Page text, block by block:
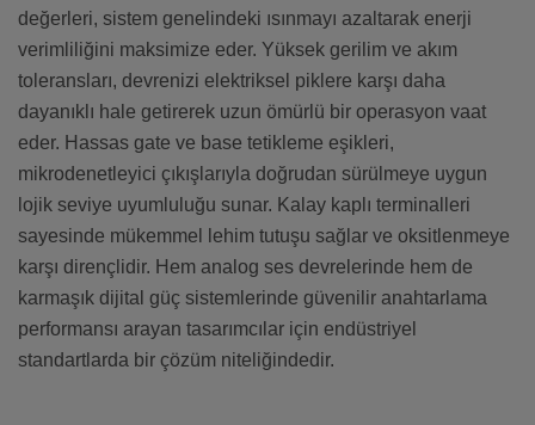
değerleri, sistem genelindeki ısınmayı azaltarak enerji
verimliliğini maksimize eder. Yüksek gerilim ve akım
toleransları, devrenizi elektriksel piklere karşı daha
dayanıklı hale getirerek uzun ömürlü bir operasyon vaat
eder. Hassas gate ve base tetikleme eşikleri,
mikrodenetleyici çıkışlarıyla doğrudan sürülmeye uygun
lojik seviye uyumluluğu sunar. Kalay kaplı terminalleri
sayesinde mükemmel lehim tutuşu sağlar ve oksitlenmeye
karşı dirençlidir. Hem analog ses devrelerinde hem de
karmaşık dijital güç sistemlerinde güvenilir anahtarlama
performansı arayan tasarımcılar için endüstriyel
standartlarda bir çözüm niteliğindedir.